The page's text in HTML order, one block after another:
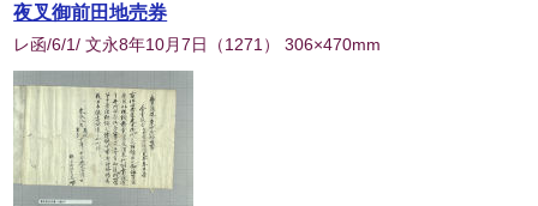
夜叉御前田地売券
レ函/6/1/ 文永8年10月7日 （1271 ） 306×470mm